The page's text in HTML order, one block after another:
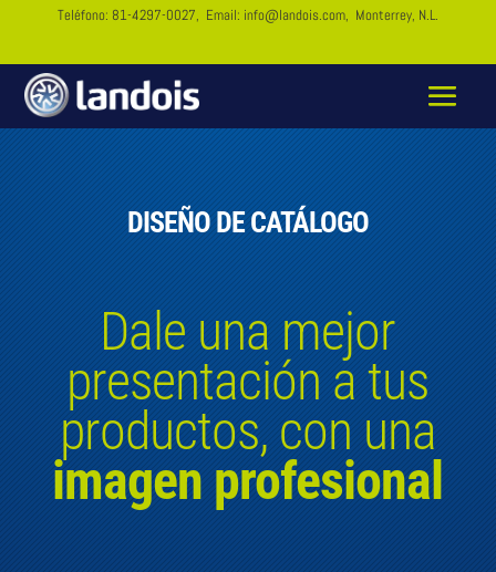
Teléfono: 81-4297-0027, Email: info@landois.com, Monterrey, N.L.
DISEÑO DE CATÁLOGO
Dale una mejor
presentación a tus
productos, con una
imagen profesional